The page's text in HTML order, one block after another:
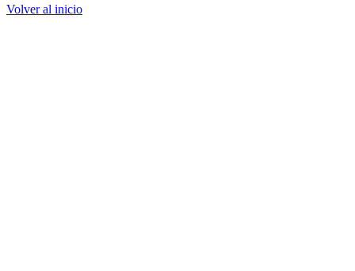
Volver al inicio